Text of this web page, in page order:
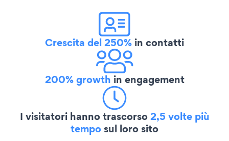
Crescita del 250% in contatti
200% growth in engagement
I visitatori hanno trascorso2,5 volte più
temposul loro sito